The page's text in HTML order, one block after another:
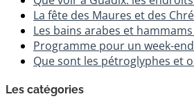
La fête des Maures et des
Les bains arabes et
Programme pour un week-
Que sont les pétroglyphes et
Les catégories